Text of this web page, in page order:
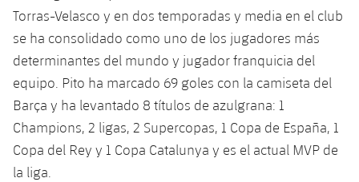
Barça Cafe
Ciutat Esportiva
La Masia
plusicon
más
Servicios
Servicios Médicos
plusicon
más
Acreditaciones
SUB10 B
SUB9 A
SUB9 B
SUB8 A
Fotos
Historia
Palmarés
Infantil B
Mini
Resultados
Clasificaciones
Jugadores
Fotos
Resultados
Clasificaciones
Jugadores
Fotos
Juvenil
Cadete A
Cadete B
Infantil A
PLUSICON
MÁS
Primer equipo
Actualidad
Calendario
Barça Atlètic
Actualidad
Base
plusicon
Torras-Velasco y en dos temporadas y media en el club
se ha consolidado como uno de los jugadores más
determinantes del mundo y jugador franquicia del
equipo. Pito ha marcado 69 goles con la camiseta del
Barça y ha levantado 8 títulos de azulgrana: 1
Champions, 2 ligas, 2 Supercopas, 1 Copa de España, 1
Copa del Rey y 1 Copa Catalunya y es el actual MVP de
la liga.